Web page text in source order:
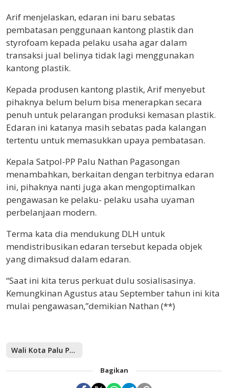
Arif menjelaskan, edaran ini baru sebatas
pembatasan penggunaan kantong plastik dan
styrofoam kepada pelaku usaha agar dalam
transaksi jual belinya tidak lagi menggunakan
kantong plastik.
Kepada produsen kantong plastik, Arif menyebut
pihaknya belum belum bisa menerapkan secara
penuh untuk pelarangan produksi kemasan plastik.
Edaran ini katanya masih sebatas pada kalangan
tertentu untuk memasukkan upaya pembatasan.
Kepala Satpol-PP Palu Nathan Pagasongan
menambahkan, berkaitan dengan terbitnya edaran
ini, pihaknya nanti juga akan mengoptimalkan
pengawasan ke pelaku- pelaku usaha uyaman
perbelanjaan modern.
Terma kata dia mendukung DLH untuk
mendistribusikan edaran tersebut kepada objek
yang dimaksud dalam edaran.
“Saat ini kita terus perkuat dulu sosialisasinya.
Kemungkinan Agustus atau September tahun ini kita
mulai pengawasan,”demikian Nathan (**)
Wali Kota Palu Perkuat Upaya Pembatasan Penggunaan Kantong Plastik dan Styrofoam
Bagikan